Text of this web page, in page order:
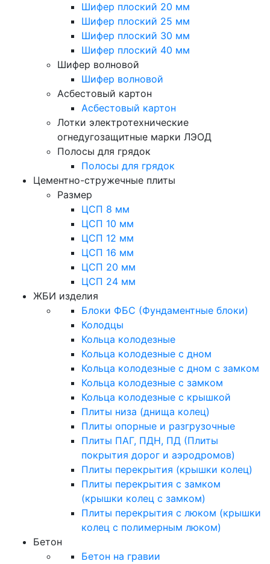
Шифер плоский 20 мм
Шифер плоский 25 мм
Шифер плоский 30 мм
Шифер плоский 40 мм
Шифер волновой
Шифер волновой
Асбестовый картон
Асбестовый картон
Лотки электротехнические
огнедугозащитные марки ЛЭОД
Полосы для грядок
Полосы для грядок
Цементно-стружечные плиты
Размер
ЦСП 8 мм
ЦСП 10 мм
ЦСП 12 мм
ЦСП 16 мм
ЦСП 20 мм
ЦСП 24 мм
ЖБИ изделия
Блоки ФБС (Фундаментные блоки)
Колодцы
Кольца колодезные
Кольца колодезные с дном
Кольца колодезные с дном с замком
Кольца колодезные с замком
Кольца колодезные с крышкой
Плиты низа (днища колец)
Плиты опорные и разгрузочные
Плиты ПАГ, ПДН, ПД (Плиты
покрытия дорог и аэродромов)
Плиты перекрытия (крышки колец)
Плиты перекрытия с замком
(крышки колец с замком)
Плиты перекрытия с люком (крышки
колец с полимерным люком)
Бетон
Бетон на гравии